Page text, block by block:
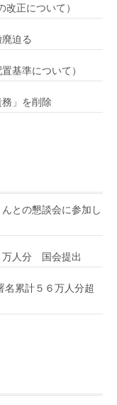
正について）
迫る
基準について）
」を削除
との懇談会に参加し
万人分 国会提出
累計５６万人分超